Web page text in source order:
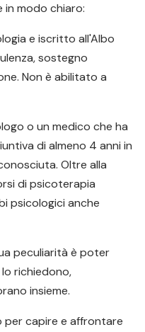
in modo chiaro:
e iscritto all'Albo
sostegno
Non è abilitato a
o un medico che ha
di almeno 4 anni in
Oltre alla
di psicoterapia
psicologici anche
peculiarità è poter
richiedono,
insieme.
per capire e affrontare